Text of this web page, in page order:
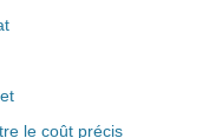
le coût précis